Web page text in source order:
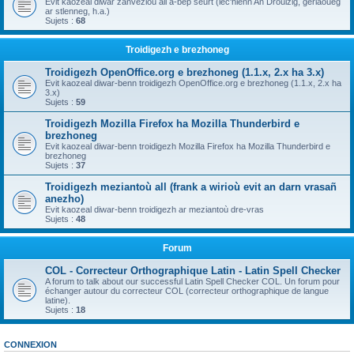
ar stlenneg, h.a.)
Sujets : 68
Troidigezh e brezhoneg
Troidigezh OpenOffice.org e brezhoneg (1.1.x, 2.x ha 3.x)
Evit kaozeal diwar-benn troidigezh OpenOffice.org e brezhoneg (1.1.x, 2.x ha
3.x)
Sujets : 59
Troidigezh Mozilla Firefox ha Mozilla Thunderbird e
brezhoneg
Evit kaozeal diwar-benn troidigezh Mozilla Firefox ha Mozilla Thunderbird e
brezhoneg
Sujets : 37
Troidigezh meziantoù all (frank a wirioù evit an darn vrasañ
anezho)
Evit kaozeal diwar-benn troidigezh ar meziantoù dre-vras
Sujets : 48
Forum
COL - Correcteur Orthographique Latin - Latin Spell Checker
A forum to talk about our successful Latin Spell Checker COL. Un forum pour
échanger autour du correcteur COL (correcteur orthographique de langue
latine).
Sujets : 18
CONNEXION